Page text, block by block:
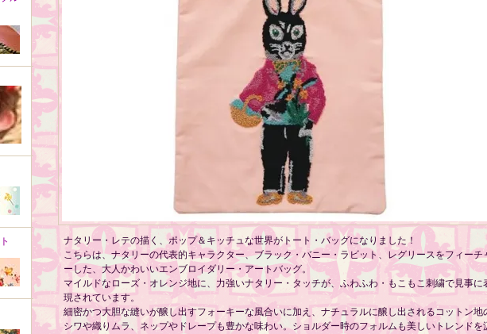
ナタリー・レテの描く、ポップ＆キッチュな世界がトート・バッグになりました！
こちらは、ナタリーの代表的キャラクター、ブラック・バニー・ラビット、レグリースをフィーチ
ーした、大人かわいいエンブロイダリー・アートバッグ。
マイルドなローズ・オレンジ地に、力強いナタリー・タッチが、ふわふわ・もこもこ刺繍で見事に
現されています。
細密かつ大胆な縫いが醸し出すフォーキーな風合いに加え、ナチュラルに醸し出されるコットン地
シワや織りムラ、ネップやドレープも豊かな味わい。ショルダー時のフォルムも美しいトレンドを